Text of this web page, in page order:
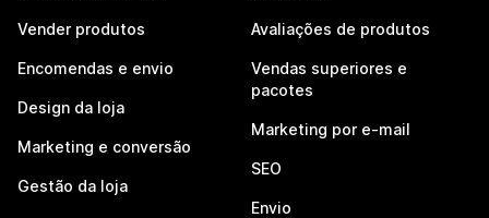
Vender produtos
Encomendas e envio
Design da loja
Marketing e conversão
Gestão da loja
Avaliações de produtos
Vendas superiores e
pacotes
Marketing por e-mail
SEO
Envio